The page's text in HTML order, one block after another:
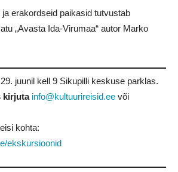
erakordseid paikasid tutvustab
„Avasta Ida-Virumaa“ autor Marko
29. juunil kell 9 Sikupilli keskuse parklas.
kirjuta info@kultuurireisid.ee või
kohta:
ekskursioonid